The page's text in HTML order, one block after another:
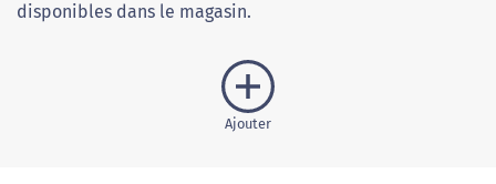
disponibles dans le magasin.
Ajouter